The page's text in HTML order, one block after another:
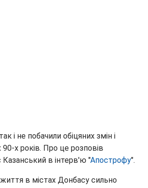
і не побачили обіцяних змін і
х років. Про це розповів
в інтерв'ю "Апострофу".
в містах Донбасу сильно